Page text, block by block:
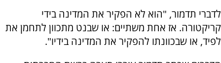
לדברי תדמור, "הוא לא הפקיר את המדינה בידי
קריקטורה. אז אחת משתיים: או שבנט מתכוון לתחמן את
לפיד, או שבכוונתו להפקיר את המדינה בידיו".